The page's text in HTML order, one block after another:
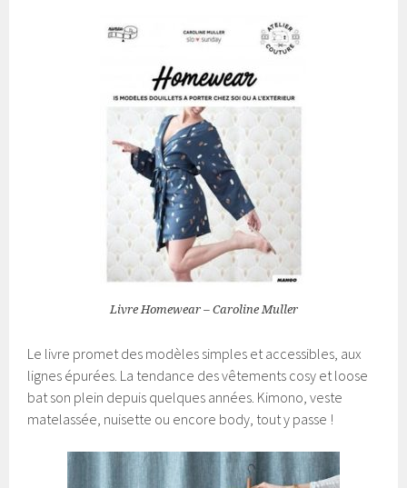
Livre Homewear – Caroline Muller
Le livre promet des modèles simples et accessibles, aux
lignes épurées. La tendance des vêtements cosy et loose
bat son plein depuis quelques années. Kimono, veste
matelassée, nuisette ou encore body, tout y passe !